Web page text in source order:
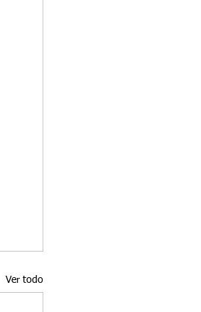
Ver todo